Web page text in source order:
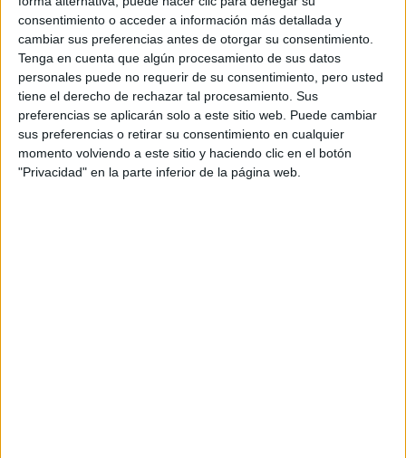
consentimiento o acceder a información más detallada y
cambiar sus preferencias antes de otorgar su consentimiento.
Tenga en cuenta que algún procesamiento de sus datos
personales puede no requerir de su consentimiento, pero usted
tiene el derecho de rechazar tal procesamiento. Sus
preferencias se aplicarán solo a este sitio web. Puede cambiar
sus preferencias o retirar su consentimiento en cualquier
momento volviendo a este sitio y haciendo clic en el botón
"Privacidad" en la parte inferior de la página web.